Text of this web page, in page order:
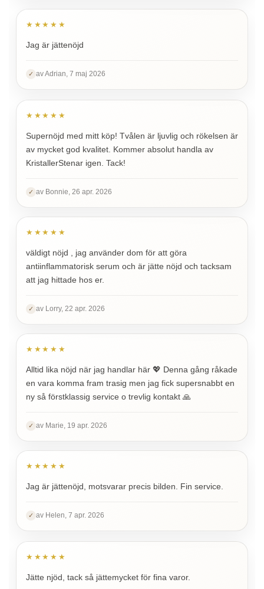
★★★★★
Jag är jättenöjd
✓ av Adrian, 7 maj 2026
★★★★★
Supernöjd med mitt köp! Tvålen är ljuvlig och rökelsen är
av mycket god kvalitet. Kommer absolut handla av
KristallerStenar igen. Tack!
✓ av Bonnie, 26 apr. 2026
★★★★★
väldigt nöjd , jag använder dom för att göra
antiinflammatorisk serum och är jätte nöjd och tacksam
att jag hittade hos er.
✓ av Lorry, 22 apr. 2026
★★★★★
Alltid lika nöjd när jag handlar här 💖 Denna gång råkade
en vara komma fram trasig men jag fick supersnabbt en
ny så förstklassig service o trevlig kontakt 🙏
✓ av Marie, 19 apr. 2026
★★★★★
Jag är jättenöjd, motsvarar precis bilden. Fin service.
✓ av Helen, 7 apr. 2026
★★★★★
Jätte njöd, tack så jättemycket för fina varor.